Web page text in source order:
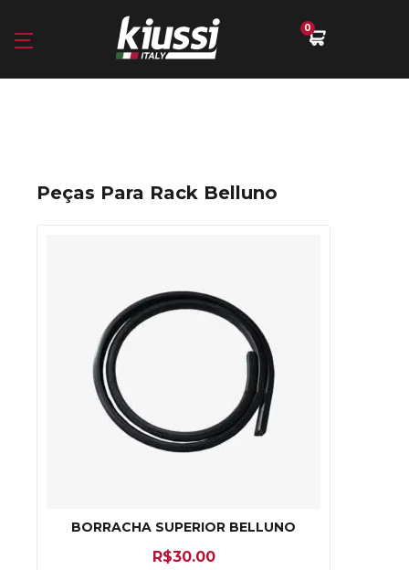
0
Peças Para Rack Belluno
BORRACHA SUPERIOR BELLUNO
R$30.00